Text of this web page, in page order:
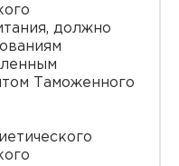
должно
Таможенного